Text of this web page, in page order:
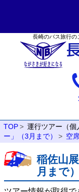
長崎のバス旅行の
TOP 運行ツアー（個
ー」（3月まで）
空
稲佐山
月まで